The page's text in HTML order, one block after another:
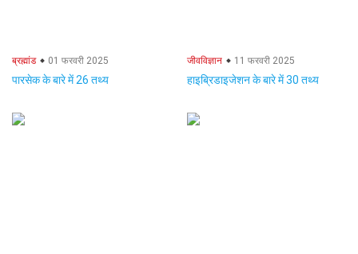
ब्रह्मांड 01 फरवरी 2025
पारसेक के बारे में 26 तथ्य
जीवविज्ञान 11 फरवरी 2025
हाइब्रिडाइजेशन के बारे में 30 तथ्य